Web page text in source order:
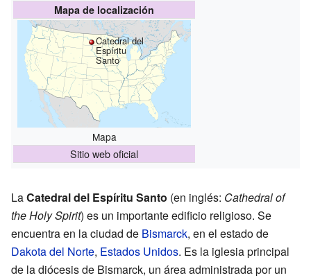
Mapa de localización
Catedral del
Espíritu
Santo
Mapa
Sitio web oficial
LaCatedral del Espíritu Santo (en inglés: Cathedral of
the Holy Spirit) es un importante edificio religioso. Se
encuentra en la ciudad de Bismarck, en el estado de
Dakota del Norte, Estados Unidos. Es la iglesia principal
de la diócesis de Bismarck, un área administrada por un